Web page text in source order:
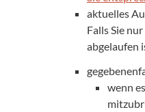
aktuelles
Falls Sie
abgelaufen
wenn